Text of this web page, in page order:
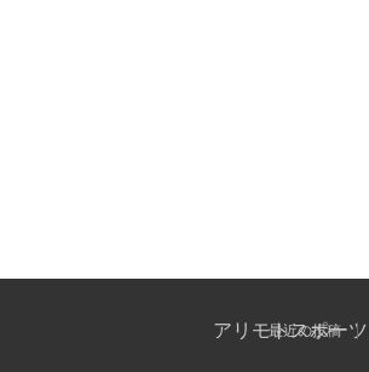
アリモトスポーツ
最近の投稿